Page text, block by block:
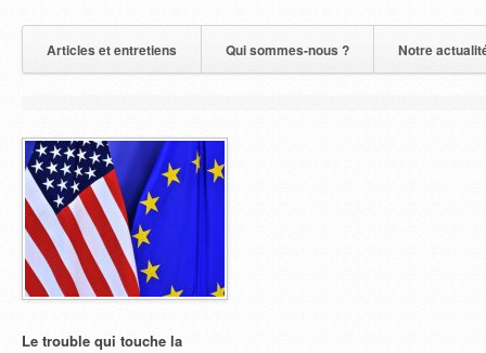
Articles et entretiens Qui sommes-nous ? Notre
Le trouble qui touche la